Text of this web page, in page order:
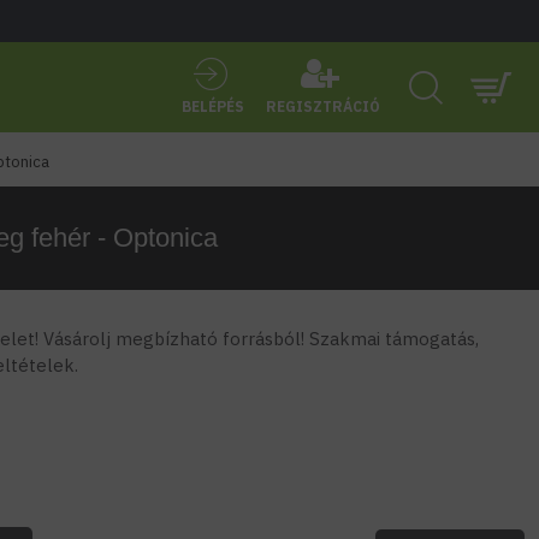
BELÉPÉS REGISZTRÁCIÓ
fehér - Optonica
Vásárolj megbízható forrásból! Szakmai támogatás,